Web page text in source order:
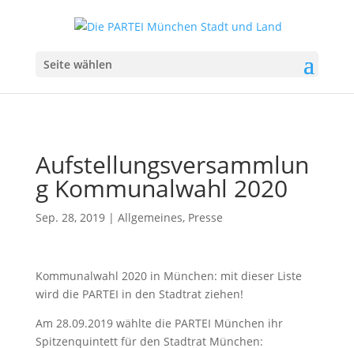
Seite wählen
Aufstellungsversammlun
g Kommunalwahl 2020
Sep. 28, 2019| Allgemeines, Presse
Kommunalwahl 2020 in München: mit dieser Liste
wird die PARTEI in den Stadtrat ziehen!
Am 28.09.2019 wählte die PARTEI München ihr
Spitzenquintett für den Stadtrat München: